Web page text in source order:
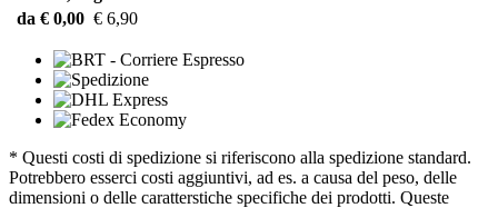
da € 0,00 € 6,90
* Questi costi di spedizione si riferiscono alla spedizione standard.
Potrebbero esserci costi aggiuntivi, ad es. a causa del peso, delle
dimensioni o delle caratterstiche specifiche dei prodotti. Queste